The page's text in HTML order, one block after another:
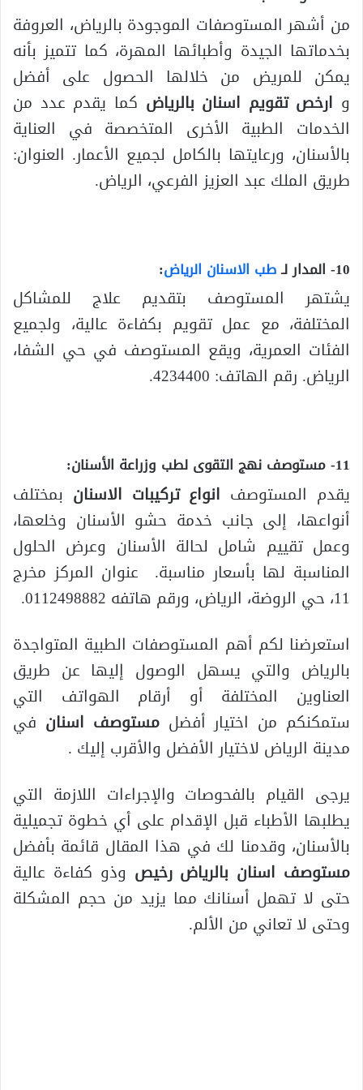
من أشهر المستوصفات الموجودة بالرياض، العروفة
بخدماتها الجيدة وأطبائها المهرة، كما تتميز بأنه
يمكن للمريض من خلالها الحصول على أفضل
و ارخص تقويم اسنان بالرياض كما يقدم عدد من
الخدمات الطبية الأخرى المتخصصة في العناية
بالأسنان، ورعايتها بالكامل لجميع الأعمار. العنوان:
طريق الملك عبد العزيز الفرعي، الرياض.
10- المدار لـ طب الاسنان الرياض:
يشتهر المستوصف بتقديم علاج للمشاكل
المختلفة، مع عمل تقويم بكفاءة عالية، ولجميع
الفئات العمرية، ويقع المستوصف في حي الشفا،
الرياض. رقم الهاتف: 4234400.
11- مستوصف نهج التقوى لطب وزراعة الأسنان:
يقدم المستوصف انواع تركيبات الاسنان بمختلف
أنواعها، إلى جانب خدمة حشو الأسنان وخلعها،
وعمل تقييم شامل لحالة الأسنان وعرض الحلول
المناسبة لها بأسعار مناسبة. عنوان المركز مخرج
11، حي الروضة، الرياض، ورقم هاتفه 0112498882.
استعرضنا لكم أهم المستوصفات الطبية المتواجدة
بالرياض والتي يسهل الوصول إليها عن طريق
العناوين المختلفة أو أرقام الهواتف التي
ستمكنكم من اختيار أفضلمستوصف اسنان في
مدينة الرياض لاختيار الأفضل والأقرب إليك .
يرجى القيام بالفحوصات والإجراءات اللازمة التي
يطلبها الأطباء قبل الإقدام على أي خطوة تجميلية
بالأسنان، وقدمنا لك في هذا المقال قائمة بأفضل
مستوصف اسنان بالرياض رخيص وذو كفاءة عالية
حتى لا تهمل أسنانك مما يزيد من حجم المشكلة
وحتى لا تعاني من الألم.